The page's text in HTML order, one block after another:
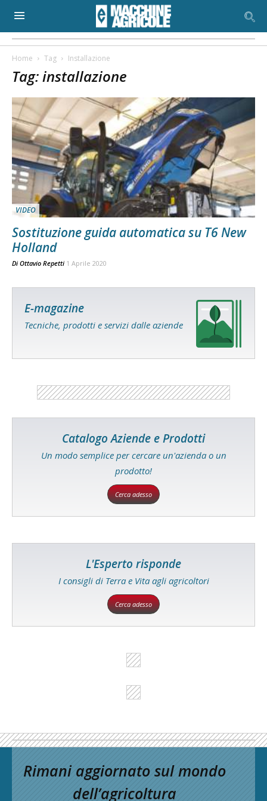
Home Tag Installazione
Tag: installazione
VIDEO
Sostituzione guida automatica su T6 New
Holland
Di Ottavio Repetti 1 Aprile 2020
E-magazine
Tecniche, prodotti e servizi dalle aziende
Catalogo Aziende e Prodotti
Un modo semplice per cercare un'azienda o un
prodotto!
Cerca adesso
L'Esperto risponde
I consigli di Terra e Vita agli agricoltori
Cerca adesso
Rimani aggiornato sul mondo
dell’agricoltura